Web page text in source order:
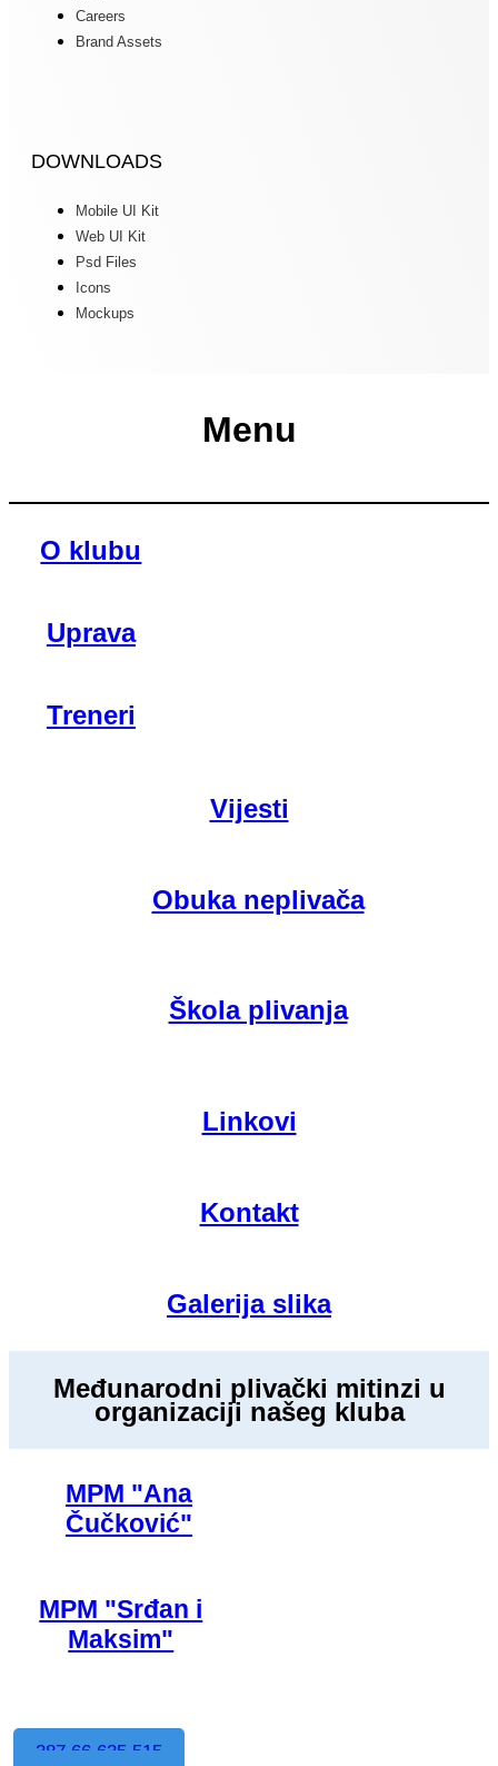
Careers
Brand Assets
DOWNLOADS
Mobile UI Kit
Web UI Kit
Psd Files
Icons
Mockups
Menu
O klubu
Uprava
Treneri
Vijesti
Obuka neplivača
Škola plivanja
Linkovi
Kontakt
Galerija slika
Međunarodni plivački mitinzi u
organizaciji našeg kluba
MPM "Ana
Čučković"
MPM "Srđan i
Maksim"
387 66 635 515